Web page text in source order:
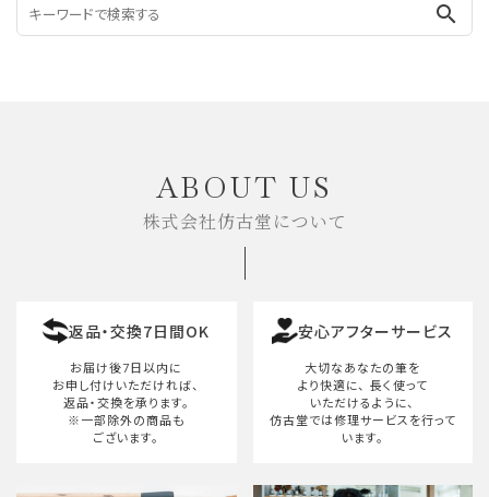
search
ABOUT US
株式会社仿古堂について
返品・交換7日間OK
お届け後7日以内に
お申し付けいただければ、
返品・交換を承ります。
※一部除外の商品も
ございます。
安心アフターサービス
大切なあなたの筆を
より快適に、 長く使って
いただけるように、
仿古堂では修理サービスを行って
います。